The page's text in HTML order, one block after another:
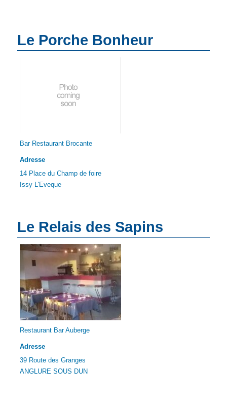
Le Porche Bonheur
Bar Restaurant Brocante
Adresse
14 Place du Champ de foire
Issy L'Eveque
Le Relais des Sapins
Restaurant Bar Auberge
Adresse
39 Route des Granges
ANGLURE SOUS DUN